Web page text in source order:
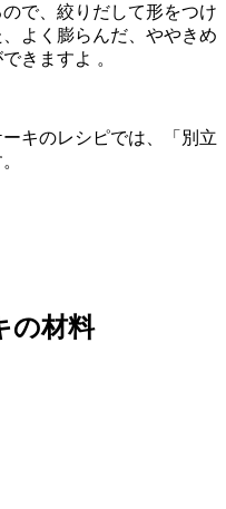
で、絞りだして形をつけ
よく膨らんだ、ややきめ
きますよ 。
キのレシピでは、「別立
の材料